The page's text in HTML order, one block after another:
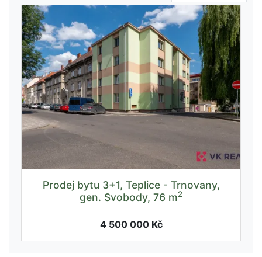
Prodej bytu 3+1, Teplice - Trnovany,
gen. Svobody, 76 m2
4 500 000 Kč